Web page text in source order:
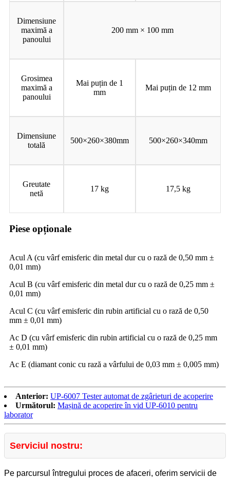
Dimensiune
maximă a
panoului
200 mm × 100 mm
Grosimea
maximă a
panoului
Mai puțin de 1
mm
Mai puțin de 12 mm
Dimensiune
totală
500×260×380mm 500×260×340mm
Greutate
netă
17 kg 17,5 kg
Piese opționale
Acul A (cu vârf emisferic din metal dur cu o rază de 0,50 mm ±
0,01 mm)
Acul B (cu vârf emisferic din metal dur cu o rază de 0,25 mm ±
0,01 mm)
Acul C (cu vârf emisferic din rubin artificial cu o rază de 0,50
mm ± 0,01 mm)
Ac D (cu vârf emisferic din rubin artificial cu o rază de 0,25 mm
± 0,01 mm)
Ac E (diamant conic cu rază a vârfului de 0,03 mm ± 0,005 mm)
Anterior: UP-6007 Tester automat de zgârieturi de acoperire
Următorul: Mașină de acoperire în vid UP-6010 pentru
laborator
Serviciul nostru:
Pe parcursul întregului proces de afaceri, oferim servicii de